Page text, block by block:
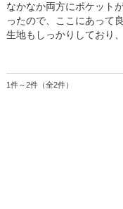
なかなか両方にポケット
ったので、ここにあって
生地もしっかりしており
1件～2件（全2件）